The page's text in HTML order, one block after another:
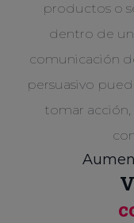
productos o
dentro de
comunicación
persuasivo
tomar